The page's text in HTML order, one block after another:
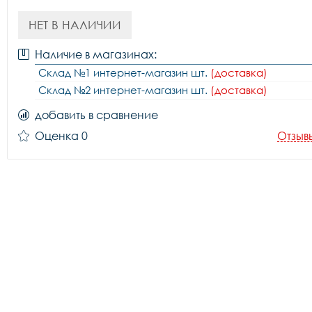
НЕТ В НАЛИЧИИ
Наличие в магазинах:
Склад №1 интернет-магазин шт. (доставка)
Склад №2 интернет-магазин шт. (доставка)
добавить в сравнение
Оценка 0